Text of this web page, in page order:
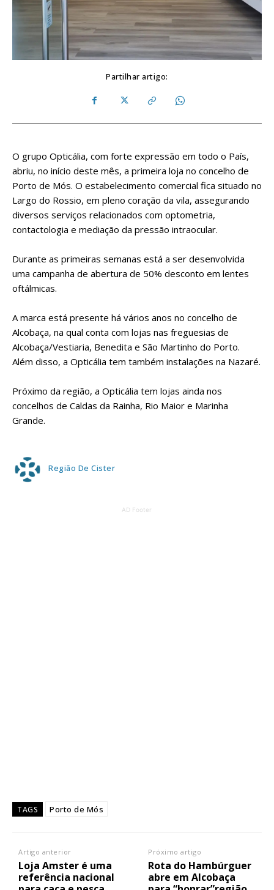
Partilhar artigo:
O grupo Opticália, com forte expressão em todo o País,
abriu, no início deste mês, a primeira loja no concelho de
Porto de Mós. O estabelecimento comercial fica situado no
Largo do Rossio, em pleno coração da vila, assegurando
diversos serviços relacionados com optometria,
contactologia e mediação da pressão intraocular.
Durante as primeiras semanas está a ser desenvolvida
uma campanha de abertura de 50% desconto em lentes
oftálmicas.
A marca está presente há vários anos no concelho de
Alcobaça, na qual conta com lojas nas freguesias de
Alcobaça/Vestiaria, Benedita e São Martinho do Porto.
Além disso, a Opticália tem também instalações na Nazaré.
Próximo da região, a Opticália tem lojas ainda nos
concelhos de Caldas da Rainha, Rio Maior e Marinha
Grande.
Região De Cister
AD Footer
TAGS Porto de Mós
Artigo anterior
Loja Amster é uma
referência nacional
Próximo artigo
Rota do Hambúrguer
abre em Alcobaça